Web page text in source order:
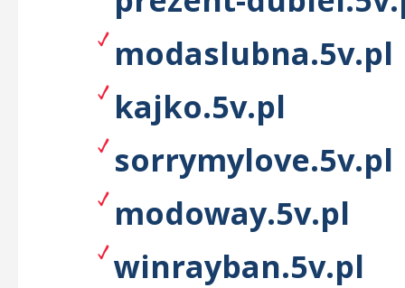
modaslubna.5v.pl
kajko.5v.pl
sorrymylove.5v.pl
modoway.5v.pl
winrayban.5v.pl